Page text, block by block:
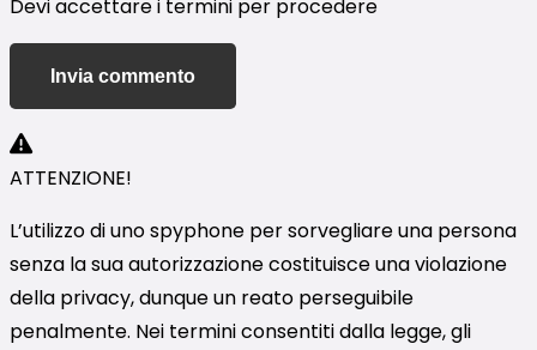
Devi accettare i termini per procedere
Invia commento
ATTENZIONE!
L’utilizzo di uno spyphone per sorvegliare una persona
senza la sua autorizzazione costituisce una violazione
della privacy, dunque un reato perseguibile
penalmente. Nei termini consentiti dalla legge, gli